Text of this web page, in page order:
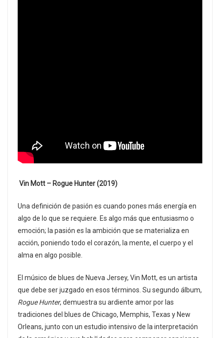
Vin Mott – Rogue Hunter (2019)
Una definición de pasión es cuando pones más energía en
algo de lo que se requiere. Es algo más que entusiasmo o
emoción; la pasión es la ambición que se materializa en
acción, poniendo todo el corazón, la mente, el cuerpo y el
alma en algo posible.
El músico de blues de Nueva Jersey, Vin Mott, es un artista
que debe ser juzgado en esos términos. Su segundo álbum,
Rogue Hunter, demuestra su ardiente amor por las
tradiciones del blues de Chicago, Memphis, Texas y New
Orleans, junto con un estudio intensivo de la interpretación